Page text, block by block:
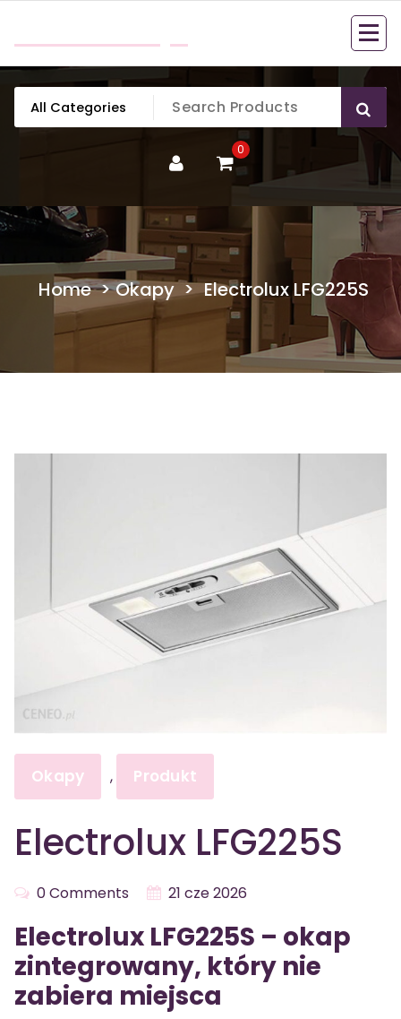
content
0
Home>Okapy> Electrolux LFG225S
Okapy , Produkt
Electrolux LFG225S
0 Comments 21 cze 2026
Electrolux LFG225S – okap
zintegrowany, który nie
zabiera miejsca